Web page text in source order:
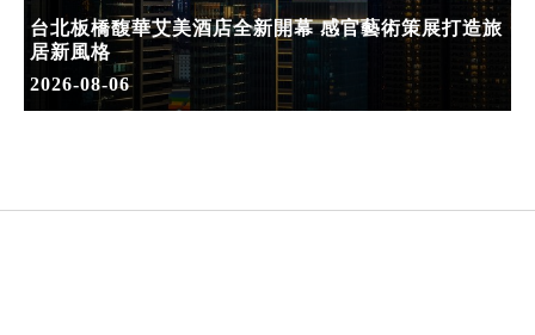
台北板橋馥華艾美酒店全新開幕 感官藝術策展打造旅
居新風格
2026-08-06